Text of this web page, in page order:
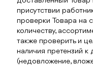
присутствии
проверки Товара на
количеству,
также проверить и
наличия претензий к
(недовложение,